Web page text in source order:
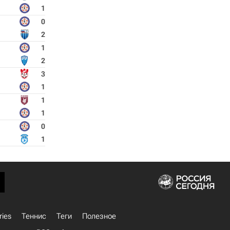
1
0
2
1
2
3
1
1
1
0
1
Теннис Теги
Полезное